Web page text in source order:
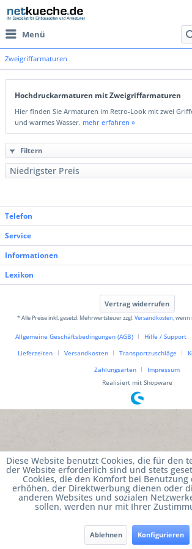
Menü
Zweigriffarmaturen
Hochdruckarmaturen mit Zweigriffarmaturen
Hier finden Sie Armaturen im Retro-Look mit zwei
und warmes Wasser. mehr erfahren »
Filtern
Telefon
Service
Informationen
Lexikon
Vertrag widerrufen
* Alle Preise inkl. gesetzl. Mehrwertsteuer zzgl.Versandkosten, wenn
Allgemeine Geschäftsbedingungen (AGB) Hilfe / Support
Lieferzeiten Versandkosten Transportzuschläge
Zahlungsarten
Impressum
Realisiert mit Shopware
Diese Website benutzt Cookies, die für den
der Website erforderlich sind und stets
Cookies, die den Komfort bei Benutzung
erhöhen, der Direktwerbung dienen oder
anderen Websites und sozialen
sollen, werden nur mit Ihrer
Ablehnen Konfigurieren